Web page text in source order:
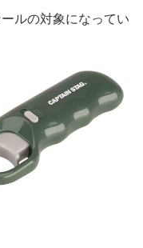
ルの対象になってい